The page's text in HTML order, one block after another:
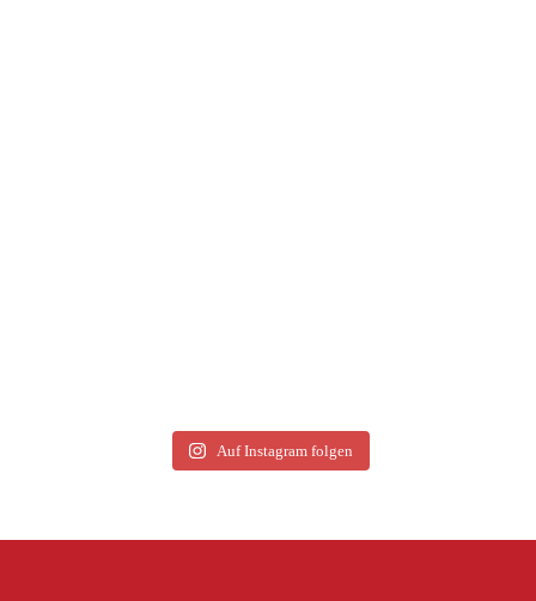
Auf Instagram folgen